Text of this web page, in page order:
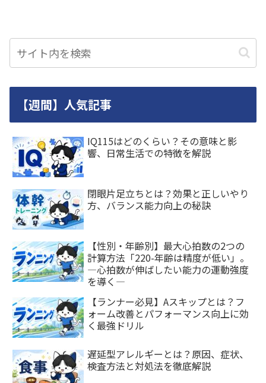
【週間】人気記事
IQ115はどのくらい？その意味と影
響、日常生活での特徴を解説
閉眼片足立ちとは？効果と正しいやり
方、バランス能力向上の秘訣
【性別・年齢別】最大心拍数の2つの
計算方法「220-年齢は精度が低い」。
―心拍数が伸ばしたい能力の運動強度
を導く―
【ランナー必見】Aスキップとは？フ
ォーム改善とパフォーマンス向上に効
く最強ドリル
遅延型アレルギーとは？原因、症状、
検査方法と対処法を徹底解説